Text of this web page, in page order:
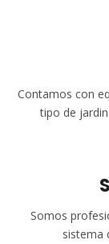
Contamos con
tipo de
Somos
sistema